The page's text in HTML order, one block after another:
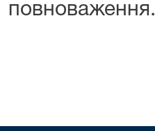
повноваження.